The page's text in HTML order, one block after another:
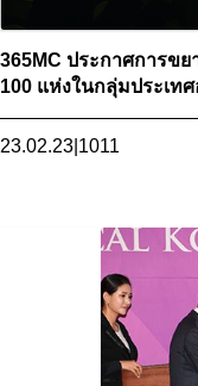
365MC ประกาศการข
100 แห่งในกลุ่มประเท
23.02.23 1011